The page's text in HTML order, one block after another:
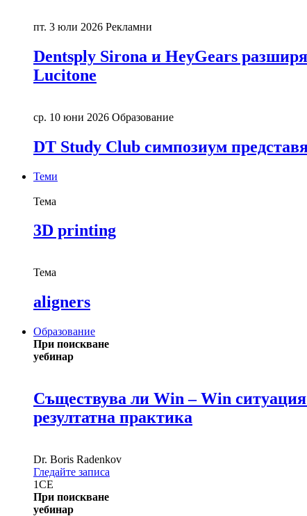
пт. 3 юли 2026 Рекламни
Dentsply Sirona и HeyGears
Lucitone
ср. 10 юни 2026 Образование
DT Study Club симпозиум
Теми
Тема
3D printing
Тема
aligners
Образование
При поискване
уебинар
Съществува ли Win – Win
резултатна практика
Dr. Boris Radenkov
Гледайте записа
1CE
При поискване
уебинар